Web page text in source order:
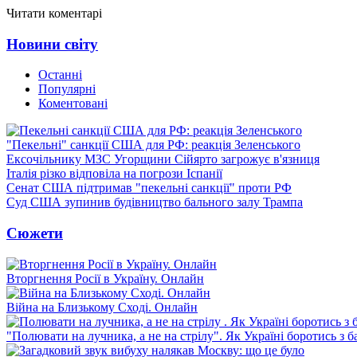
Читати коментарі
Новини світу
Останні
Популярні
Коментовані
"Пекельні" санкції США для РФ: реакція Зеленського
Ексочільнику МЗС Угорщини Сійярто загрожує в'язниця
Італія різко відповіла на погрози Іспанії
Сенат США підтримав "пекельні санкції" проти РФ
Суд США зупинив будівництво бального залу Трампа
Сюжети
Вторгнення Росії в Україну. Онлайн
Війна на Близькому Сході. Онлайн
"Полювати на лучника, а не на стрілу". Як Україні боротись з